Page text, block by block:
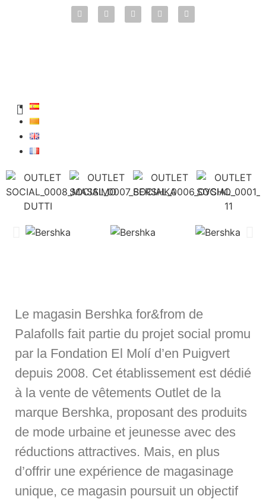
Le magasin Bershka for&from de
Palafolls fait partie du projet social promu
par la Fondation El Molí d’en Puigvert
depuis 2008. Cet établissement est dédié
à la vente de vêtements Outlet de la
marque Bershka, proposant des produits
de mode urbaine et jeunesse avec des
réductions attractives. Mais, en plus
d’offrir une expérience de magasinage
unique, ce magasin poursuit un objectif